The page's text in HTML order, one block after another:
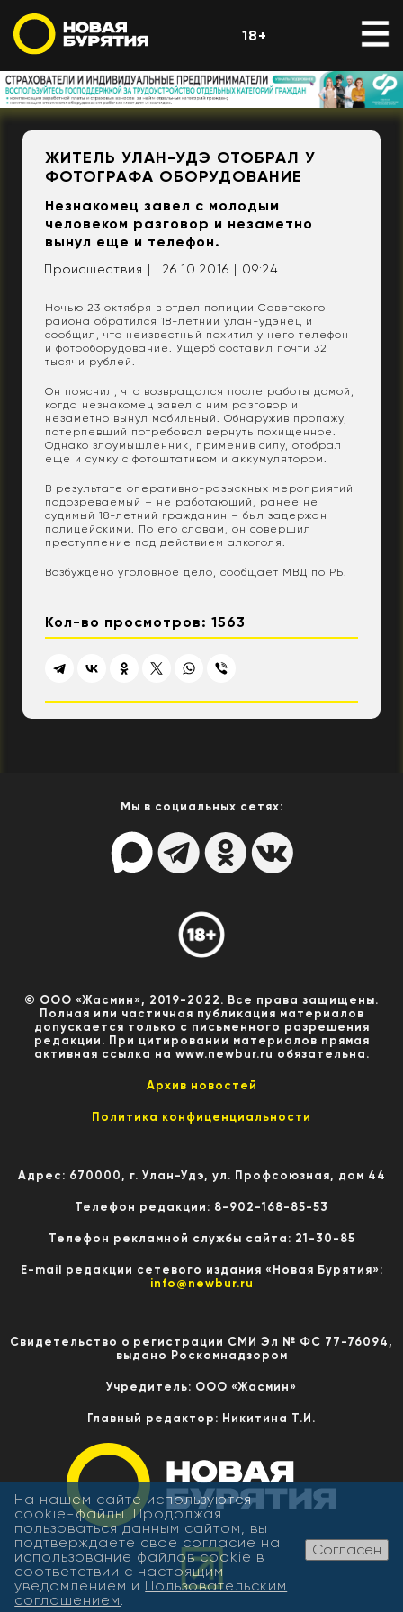
18+
ЖИТЕЛЬ УЛАН-УДЭ ОТОБРАЛ У
ФОТОГРАФА ОБОРУДОВАНИЕ
Незнакомец завел с молодым
человеком разговор и незаметно
вынул еще и телефон.
Происшествия | 26.10.2016 | 09:24
Ночью 23 октября в отдел полиции Советского
района обратился 18-летний улан-удэнец и
сообщил, что неизвестный похитил у него телефон
и фотооборудование. Ущерб составил почти 32
тысячи рублей.
Он пояснил, что возвращался после работы домой,
когда незнакомец завел с ним разговор и
незаметно вынул мобильный. Обнаружив пропажу,
потерпевший потребовал вернуть похищенное.
Однако злоумышленник, применив силу, отобрал
еще и сумку с фотоштативом и аккумулятором.
В результате оперативно-разыскных мероприятий
подозреваемый – не работающий, ранее не
судимый 18-летний гражданин – был задержан
полицейскими. По его словам, он совершил
преступление под действием алкоголя.
Возбуждено уголовное дело, сообщает МВД по РБ.
Кол-во просмотров: 1563
Мы в социальных сетях:
© ООО «Жасмин», 2019-2022. Все права защищены.
Полная или частичная публикация материалов
допускается только с письменного разрешения
редакции. При цитировании материалов прямая
активная ссылка на www.newbur.ru обязательна.
Архив новостей
Политика конфиценциальности
Адрес: 670000, г. Улан-Удэ, ул. Профсоюзная, дом 44
Телефон редакции: 8-902-168-85-53
Телефон рекламной службы сайта: 21-30-85
E-mail редакции сетевого издания «Новая Бурятия»:
info@newbur.ru
Свидетельство о регистрации СМИ Эл № ФС 77-76094,
выдано Роскомнадзором
Учредитель: ООО «Жасмин»
Главный редактор: Никитина Т.И.
На нашем сайте используются
cookie-файлы. Продолжая
пользоваться данным сайтом, вы
подтверждаете свое согласие на
использование файлов cookie в
соответствии с настоящим
уведомлением и Пользовательским
соглашением.
Согласен